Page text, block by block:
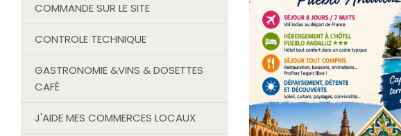
COMMANDE SUR LE SITE
CONTROLE TECHNIQUE
GASTRONOMIE &VINS & DOSETTES
CAFÉ
J'AIDE MES COMMERCES LOCAUX